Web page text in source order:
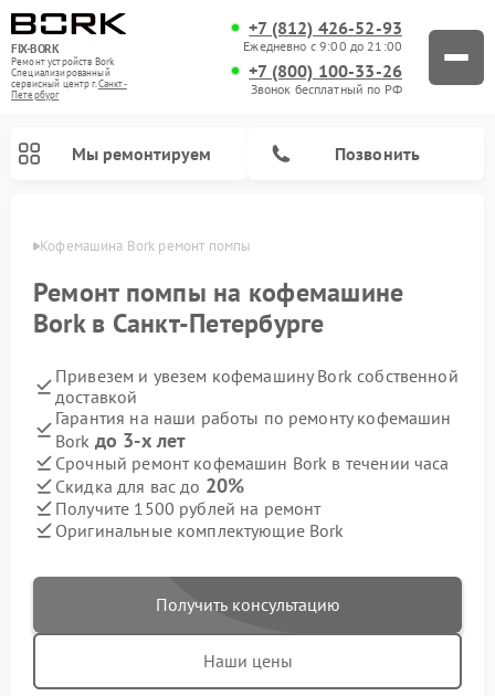
FIX-BORK
Ремонт устройств Bork
Специализированный
cервисный центр г.Санкт-
Петербург
+7 (812) 426-52-93
Ежедневно с 9:00 до 21:00
+7 (800) 100-33-26
Звонок бесплатный по РФ
Мы ремонтируем Позвонить
Кофемашина Bork ремонт помпы
Ремонт помпы на кофемашине
Bork в Санкт-Петербурге
Привезем и увезем кофемашину Bork собственной
доставкой
Гарантия на наши работы по ремонту кофемашин
Bork до 3-х лет
Срочный ремонт кофемашин Bork в течении часа
Скидка для вас до 20%
Получите 1500 рублей на ремонт
Оригинальные комплектующие Bork
Получить консультацию
Наши цены